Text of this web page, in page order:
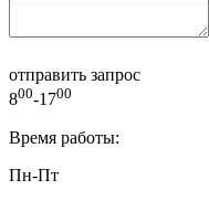
отправить запрос
800-1700
Время работы:
Пн-Пт